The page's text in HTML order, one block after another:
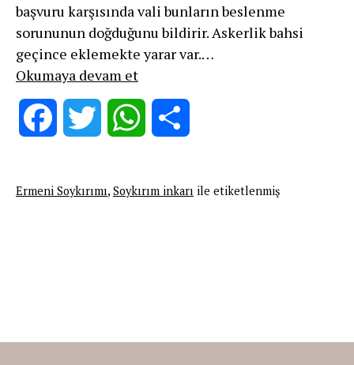
başvuru karşısında vali bunların beslenme
sorununun doğduğunu bildirir. Askerlik bahsi
geçince eklemekte yarar var.…
Okumaya devam etBirkaç
Maddede
Soykırımın
inkarı
değinmeler
Facebook Twitter WhatsApp
Ermeni Soykırımı, Soykırım inkarı ile etiketlenmiş